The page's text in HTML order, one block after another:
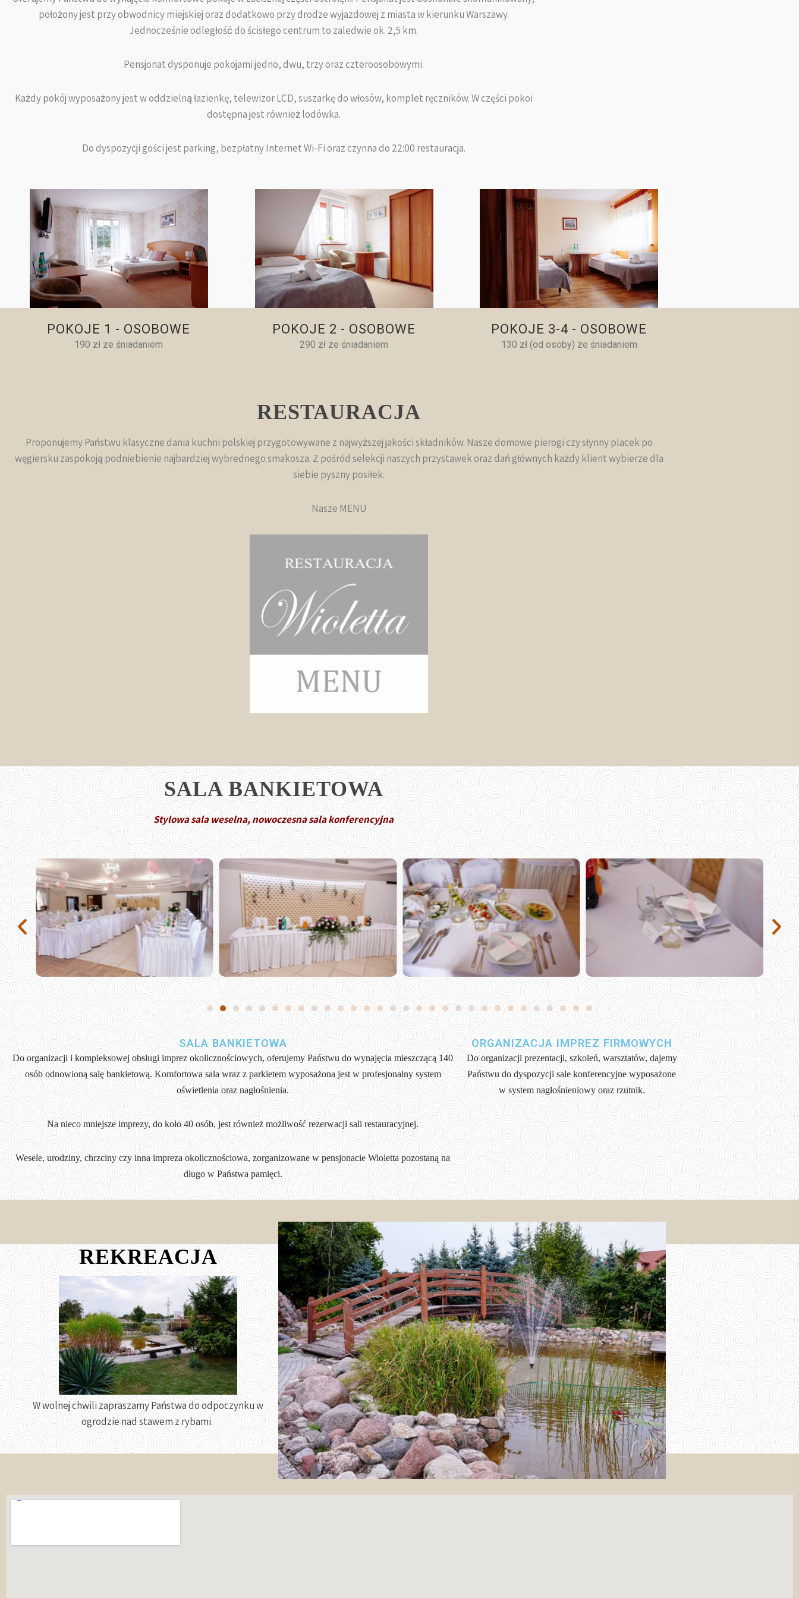
położony jest przy obwodnicy miejskiej oraz dodatkowo przy drodze wyjazdowej z miasta w kierunku Warszawy.
Jednocześnie odległość do ścisłego centrum to zaledwie ok. 2,5 km.
Pensjonat dysponuje pokojami jedno, dwu, trzy oraz czteroosobowymi.
Każdy pokój wyposażony jest w oddzielną łazienkę, telewizor LCD, suszarkę do włosów, komplet ręczników. W części pokoi
dostępna jest również lodówka.
Do dyspozycji gości jest parking, bezpłatny Internet Wi-Fi oraz czynna do 22:00 restauracja.
POKOJE 1 - OSOBOWE
190 zł ze śniadaniem
POKOJE 2 - OSOBOWE
290 zł ze śniadaniem
POKOJE 3-4 - OSOBOWE
130 zł (od osoby) ze śniadaniem
RESTAURACJA
Proponujemy Państwu klasyczne dania kuchni polskiej przygotowywane z najwyższej jakości składników. Nasze domowe pierogi czy słynny placek po
węgiersku zaspokoją podniebienie najbardziej wybrednego smakosza. Z pośród selekcji naszych przystawek oraz dań głównych każdy klient wybierze dla
siebie pyszny posiłek.
Nasze MENU
SALA BANKIETOWA
Stylowa sala weselna, nowoczesna sala konferencyjna
SALA BANKIETOWA
Do organizacji i kompleksowej obsługi imprez okolicznościowych, oferujemy Państwu do wynajęcia mieszczącą 140
osób odnowioną salę bankietową. Komfortowa sala wraz z parkietem wyposażona jest w profesjonalny system
oświetlenia oraz nagłośnienia.
Na nieco mniejsze imprezy, do koło 40 osób, jest również możliwość rezerwacji sali restauracyjnej.
Wesele, urodziny, chrzciny czy inna impreza okolicznościowa, zorganizowane w pensjonacie Wioletta pozostaną na
długo w Państwa pamięci.
ORGANIZACJA IMPREZ FIRMOWYCH
Do organizacji prezentacji, szkoleń, warsztatów, dajemy
Państwu do dyspozycji sale konferencyjne wyposażone
w system nagłośnieniowy oraz rzutnik.
REKREACJA
W wolnej chwili zapraszamy Państwa do odpoczynku w
ogrodzie nad stawem z rybami.